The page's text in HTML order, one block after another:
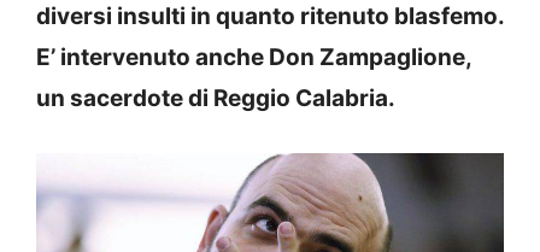
diversi insulti in quanto ritenuto blasfemo.
E’ intervenuto anche Don Zampaglione,
un sacerdote di Reggio Calabria.